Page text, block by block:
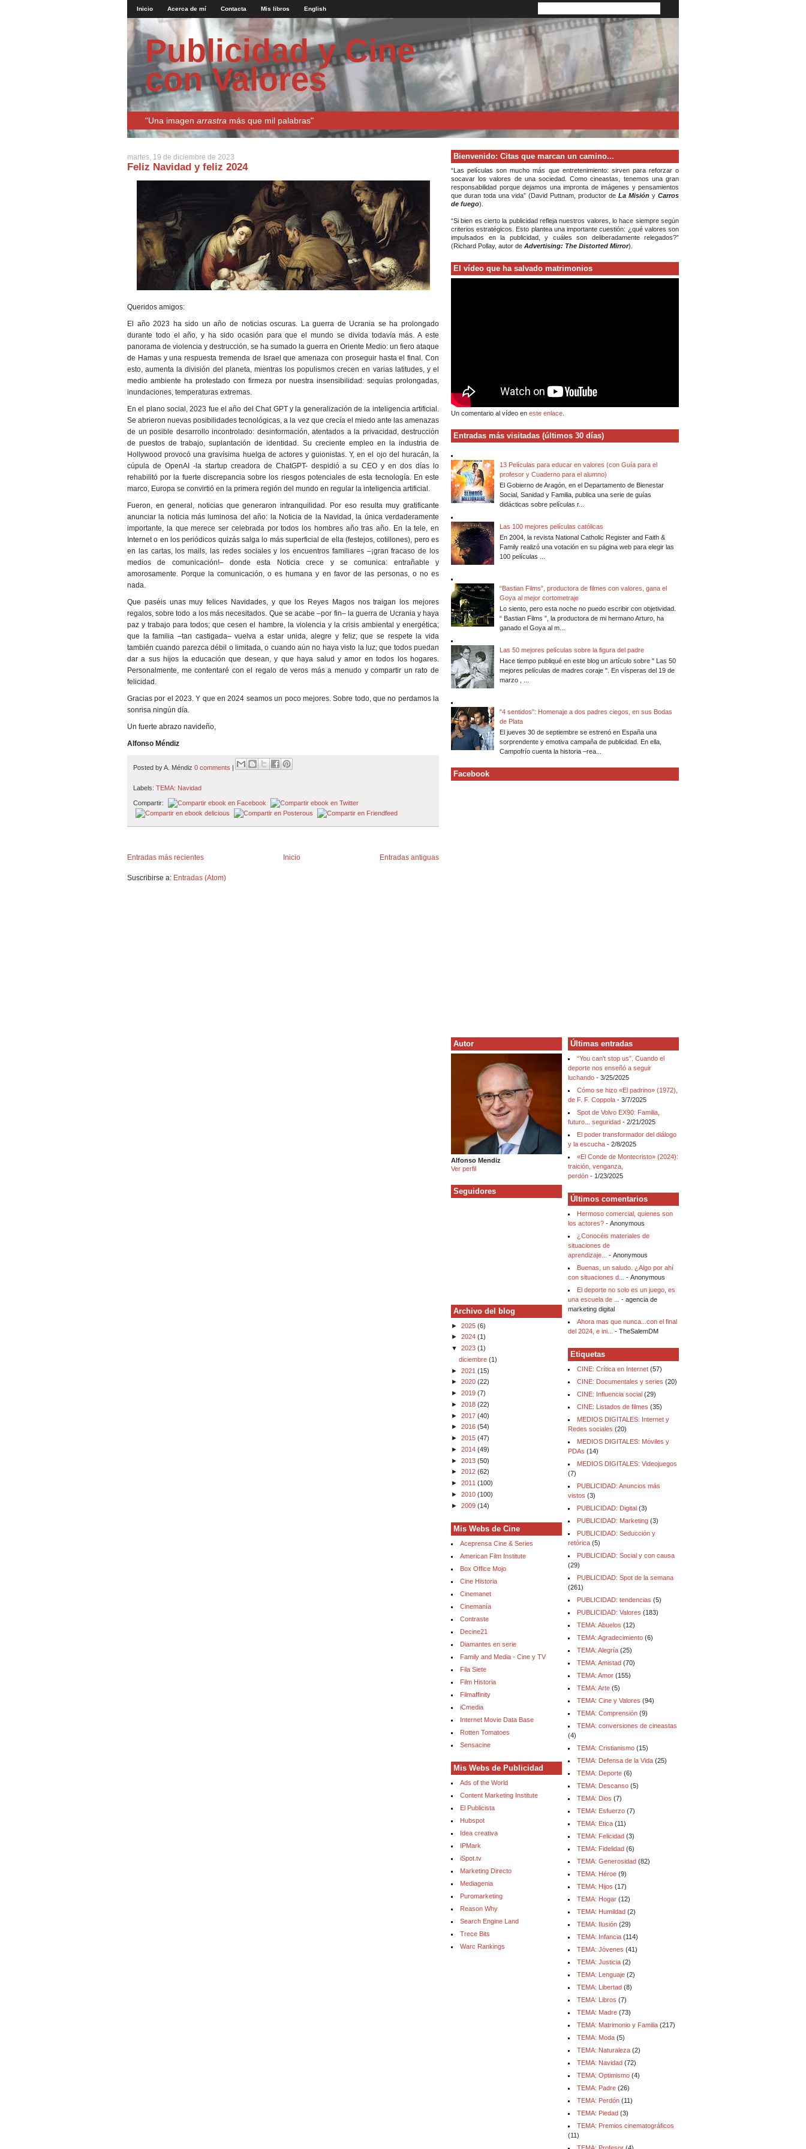
Inicio Acerca de mí Contacta Mis libros English
Publicidad y Cine
con Valores
"Una imagen arrastra más que mil palabras"
martes, 19 de diciembre de 2023
Feliz Navidad y feliz 2024
Queridos amigos:
El año 2023 ha sido un año de noticias oscuras. La guerra de Ucrania se ha prolongado
durante todo el año, y ha sido ocasión para que el mundo se divida todavía más. A este
panorama de violencia y destrucción, se ha sumado la guerra en Oriente Medio: un fiero ataque
de Hamas y una respuesta tremenda de Israel que amenaza con proseguir hasta el final. Con
esto, aumenta la división del planeta, mientras los populismos crecen en varias latitudes, y el
medio ambiente ha protestado con firmeza por nuestra insensibilidad: sequías prolongadas,
inundaciones, temperaturas extremas.
En el plano social, 2023 fue el año del Chat GPT y la generalización de la inteligencia artificial.
Se abrieron nuevas posibilidades tecnológicas, a la vez que crecía el miedo ante las amenazas
de un posible desarrollo incontrolado: desinformación, atentados a la privacidad, destrucción
de puestos de trabajo, suplantación de identidad. Su creciente empleo en la industria de
Hollywood provocó una gravísima huelga de actores y guionistas. Y, en el ojo del huracán, la
cúpula de OpenAI -la startup creadora de ChatGPT- despidió a su CEO y en dos días lo
rehabilitó por la fuerte discrepancia sobre los riesgos potenciales de esta tecnología. En este
marco, Europa se convirtió en la primera región del mundo en regular la inteligencia artificial.
Fueron, en general, noticias que generaron intranquilidad. Por eso resulta muy gratificante
anunciar la noticia más luminosa del año: la Noticia de la Navidad, la única verdaderamente
importante, la que merece ser celebrada por todos los hombres año tras año. En la tele, en
Internet o en los periódicos quizás salga lo más superficial de ella (festejos, cotillones), pero es
en las cartas, los mails, las redes sociales y los encuentros familiares –¡gran fracaso de los
medios de comunicación!– donde esta Noticia crece y se comunica: entrañable y
amorosamente. Porque la comunicación, o es humana y en favor de las personas, o no es
nada.
Que paséis unas muy felices Navidades, y que los Reyes Magos nos traigan los mejores
regalos, sobre todo a los más necesitados. Que se acabe –por fin– la guerra de Ucrania y haya
paz y trabajo para todos; que cesen el hambre, la violencia y la crisis ambiental y energética;
que la familia –tan castigada– vuelva a estar unida, alegre y feliz; que se respete la vida
también cuando parezca débil o limitada, o cuando aún no haya visto la luz; que todos puedan
dar a sus hijos la educación que desean, y que haya salud y amor en todos los hogares.
Personalmente, me contentaré con el regalo de veros más a menudo y compartir un rato de
felicidad.
Gracias por el 2023. Y que en 2024 seamos un poco mejores. Sobre todo, que no perdamos la
sonrisa ningún día.
Un fuerte abrazo navideño,
Alfonso Méndiz
Posted byA. Méndiz 0 comments |
Labels: TEMA: Navidad
Compartir:
Entradas más recientes Entradas antiguas
Inicio
Suscribirse a: Entradas (Atom)
Bienvenido: Citas que marcan un camino...
“Las películas son mucho más que entretenimiento: sirven para reforzar o
socavar los valores de una sociedad. Como cineastas, tenemos una gran
responsabilidad porque dejamos una impronta de imágenes y pensamientos
que duran toda una vida” (David Puttnam, productor de La Misión y Carros
de fuego).
“Si bien es cierto la publicidad refleja nuestros valores, lo hace siempre según
criterios estratégicos. Esto plantea una importante cuestión: ¿qué valores son
impulsados en la publicidad, y cuáles son deliberadamente relegados?”
(Richard Pollay, autor de Advertising: The Distorted Mirror).
El vídeo que ha salvado matrimonios
Un comentario al vídeo en este enlace
Entradas más visitadas (últimos 30 días)
13 Películas para educar en valores (con Guía para el
profesor y Cuaderno para el alumno)
El Gobierno de Aragón, en el Departamento de Bienestar
Social, Sanidad y Familia, publica una serie de guías
didácticas sobre películas r...
Las 100 mejores películas católicas
En 2004, la revista National Catholic Register and Faith &
Family realizó una votación en su página web para elegir las
100 películas ...
“Bastian Films”, productora de filmes con valores, gana el
Goya al mejor cortometraje
Lo siento, pero esta noche no puedo escribir con objetividad.
“ Bastian Films ”, la productora de mi hermano Arturo, ha
ganado el Goya al m...
Las 50 mejores películas sobre la figura del padre
Hace tiempo publiqué en este blog un artículo sobre " Las 50
mejores películas de madres coraje ". En vísperas del 19 de
marzo , ...
"4 sentidos": Homenaje a dos padres ciegos, en sus Bodas
de Plata
El jueves 30 de septiembre se estrenó en España una
sorprendente y emotiva campaña de publicidad. En ella,
Campofrío cuenta la historia –rea...
Facebook
Autor
Alfonso Mendiz
Ver perfil
Seguidores
Archivo del blog
► 2025 (6)
► 2024 (1)
▼ 2023 (1)
diciembre(1)
► 2021 (15)
► 2020 (22)
► 2019 (7)
► 2018 (22)
► 2017 (40)
► 2016 (54)
► 2015 (47)
► 2014 (49)
► 2013 (50)
► 2012 (62)
► 2011 (100)
► 2010 (100)
► 2009 (14)
Mis Webs de Cine
Aceprensa Cine & Series
American Film Institute
Box Office Mojo
Cine Historia
Cinemanet
Cinemanía
Contraste
Decine21
Diamantes en serie
Family and Media - Cine y TV
Fila Siete
Film Historia
Filmaffinity
iCmedia
Internet Movie Data Base
Rotten Tomatoes
Sensacine
Mis Webs de Publicidad
Ads of the World
Content Marketing Institute
El Publicista
Hubspot
Idea creativa
IPMark
iSpot.tv
Marketing Directo
Mediagenia
Puromarketing
Reason Why
Search Engine Land
Trece Bits
Warc Rankings
Últimas entradas
“You can’t stop us”. Cuando el
deporte nos enseñó a seguir
luchando - 3/25/2025
Cómo se hizo «El padrino» (1972),
de F. F. Coppola - 3/7/2025
Spot de Volvo EX90: Familia,
futuro... seguridad - 2/21/2025
El poder transformador del diálogo
y la escucha - 2/8/2025
«El Conde de Montecristo» (2024):
traición, venganza,
perdón - 1/23/2025
Últimos comentarios
Hermoso comercial, quienes son
los actores? - Anonymous
¿Conocéis materiales de
situaciones de
aprendizaje...
- Anonymous
Buenas, un saludo. ¿Algo por ahí
con situaciones d...
- Anonymous
El deporte no solo es un juego, es
una escuela de ...
- agencia de
marketing digital
Ahora mas que nunca...con el final
del 2024, e ini...
- TheSalemDM
Etiquetas
CINE: Crítica en Internet (57)
CINE: Documentales y series (20)
CINE: Influencia social (29)
CINE: Listados de filmes (35)
MEDIOS DIGITALES: Internet y
Redes sociales (20)
MEDIOS DIGITALES: Móviles y
PDAs (14)
MEDIOS DIGITALES: Videojuegos
(7)
PUBLICIDAD: Anuncios más
vistos (3)
PUBLICIDAD: Digital (3)
PUBLICIDAD: Marketing (3)
PUBLICIDAD: Seducción y
retórica (5)
PUBLICIDAD: Social y con causa
(29)
PUBLICIDAD: Spot de la semana
(261)
PUBLICIDAD: tendencias (5)
PUBLICIDAD: Valores (183)
TEMA: Abuelos (12)
TEMA: Agradecimiento (6)
TEMA: Alegría (25)
TEMA: Amistad (70)
TEMA: Amor (155)
TEMA: Arte (5)
TEMA: Cine y Valores (94)
TEMA: Comprensión (9)
TEMA: conversiones de cineastas
(4)
TEMA: Cristianismo (15)
TEMA: Defensa de la Vida (25)
TEMA: Deporte (6)
TEMA: Descanso (5)
TEMA: Dios (7)
TEMA: Esfuerzo (7)
TEMA: Etica (11)
TEMA: Felicidad (3)
TEMA: Fidelidad (6)
TEMA: Generosidad (82)
TEMA: Héroe (9)
TEMA: Hijos (17)
TEMA: Hogar (12)
TEMA: Humildad (2)
TEMA: Ilusión (29)
TEMA: Infancia (114)
TEMA: Jóvenes (41)
TEMA: Justicia (2)
TEMA: Lenguaje (2)
TEMA: Libertad (8)
TEMA: Libros (7)
TEMA: Madre (73)
TEMA: Matrimonio y Familia (217)
TEMA: Moda (5)
TEMA: Naturaleza (2)
TEMA: Navidad (72)
TEMA: Optimismo (4)
TEMA: Padre (26)
TEMA: Perdón (11)
TEMA: Piedad (3)
TEMA: Premios cinematográficos
(11)
TEMA: Profesor (4)